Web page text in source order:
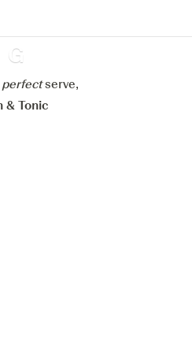
Ginventory
perfectserve,
& Tonic
Alles aanvaarden